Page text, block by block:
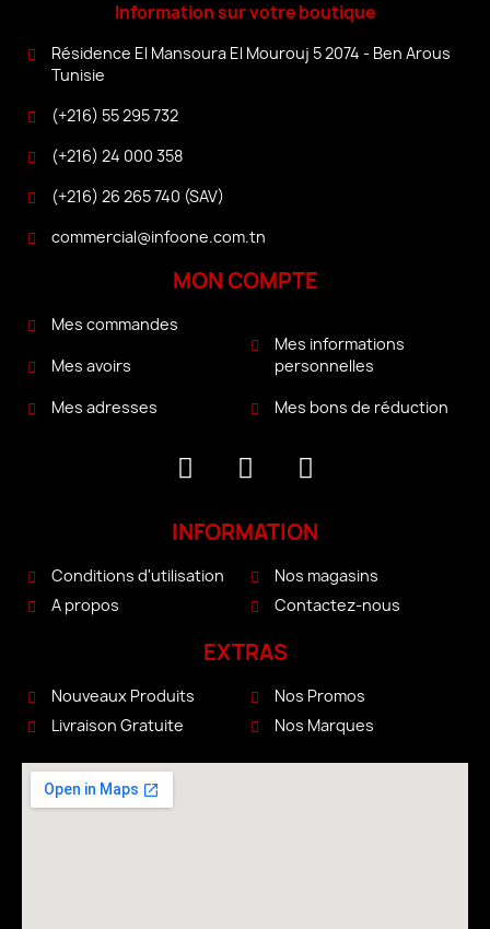
Information sur votre boutique
Résidence El Mansoura El Mourouj 5 2074 - Ben Arous
Tunisie
(+216) 55 295 732
(+216) 24 000 358
(+216) 26 265 740 (SAV)
commercial@infoone.com.tn
MON COMPTE
Mes commandes
Mes avoirs
Mes adresses
Mes informations
personnelles
Mes bons de réduction
INFORMATION
Conditions d'utilisation
A propos
Nos magasins
Contactez-nous
EXTRAS
Nouveaux Produits
Livraison Gratuite
Nos Promos
Nos Marques